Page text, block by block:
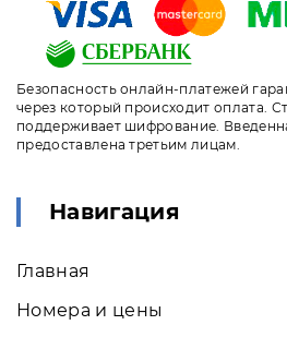
Безопасность онлайн-платежей
через который происходит оплата.
поддерживает шифрование.
предоставлена третьим лицам.
Навигация
Главная
Номера и цены